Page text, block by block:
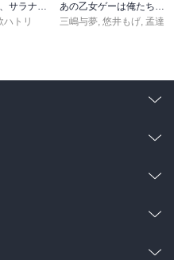
転生しました、サラナ・キンジェです。ごきげんよう。５ ～婚約破棄されたので田舎で気ままに暮らしたいと思います～【電子書店共通特典SS付】
ハトリ
あの乙女ゲーは俺たちに厳しい世界です 6
三嶋与夢, 悠井もげ, 孟達